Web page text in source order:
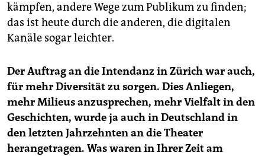
kämpfen, andere Wege zum Publikum zu finden;
das ist heute durch die anderen, die digitalen
Kanäle sogar leichter.
Der Auftrag an die Intendanz in Zürich war auch,
für mehr Diversität zu sorgen. Dies Anliegen,
mehr Milieus anzusprechen, mehr Vielfalt in den
Geschichten, wurde ja auch in Deutschland in
den letzten Jahrzehnten an die Theater
herangetragen. Was waren in Ihrer Zeit am